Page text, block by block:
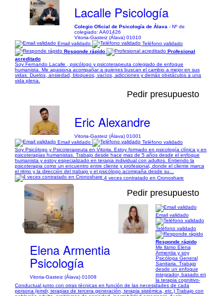
Lacalle Psicología
Colegio Oficial de Psicología de Álava - Nº de
colegiado: AA01426
Vitoria-Gasteiz (Álava) 01010
Email validado
Teléfono validado
Responde rápido
Profesional
acreditado
Soy Fernando Lacalle , psicólogo y psicoterapeuta colegiado de enfoque
humanista. Me apasiona acompañar a quienes buscan el cambio a mejor en sus
vidas. Duelos, ansiedad, bloqueos, vacíos, adicciones y demás obstáculos a una
vida plena.
Pedir presupuesto
Eric Alexandre
Vitoria-Gasteiz (Álava) 01001
Email validado
Teléfono validado
Soy Psicólogo y Psicoterapeuta en Vitoria. Estoy formado en psicología clínica y en
psicoterapias humanistas. Trabajo desde hace mas de 5 años desde el enfoque
humanista y estoy especializado en terapia individual con adultos. Entiendo la
psicoterapia como un encuentro entre cliente y profesional, donde el cliente marca
el ritmo y la dirección del trabajo y el psicólogo acompaña desde su...
4 veces contratado en Cronoshare
1/1
Pedir presupuesto
Elena Armentia
Psicología
Vitoria-Gasteiz (Álava) 01008
Email validado
Teléfono validado
Responde rápido
Me llamo Elena
Armentia y soy
Psicóloga General
Sanitaria. Trabajo
desde un enfoque
integrador, basado en
la terapia cognitivo-
Conductual junto con otras técnicas en función de las necesidades de cada
persona (emdr, terapias de tercera generación, terapia sistémica, etc.) Trabajo con